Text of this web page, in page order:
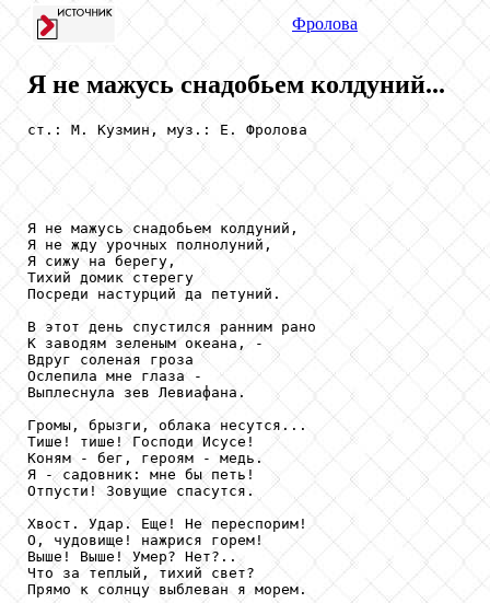
Фролова
Я не мажусь снадобьем колдуний...
ст.: М. Кузмин, муз.: Е. Фролова
Я не мажусь снадобьем колдуний,
Я не жду урочных полнолуний,
Я сижу на берегу,
Тихий домик стерегу
Посреди настурций да петуний.
В этот день спустился ранним рано
К заводям зеленым океана, -
Вдруг соленая гроза
Ослепила мне глаза -
Выплеснула зев Левиафана.
Громы, брызги, облака несутся...
Тише! тише! Господи Исусе!
Коням - бег, героям - медь.
Я - садовник: мне бы петь!
Отпусти! Зовущие спасутся.
Хвост. Удар. Еще! Не переспорим!
О, чудовище! нажрися горем!
Выше! Выше! Умер? Нет?..
Что за теплый, тихий свет?
Прямо к солнцу выблеван я морем.